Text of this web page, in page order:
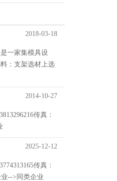
2018-03-18
一家集模具设
：支架选材上选
2014-10-27
传真：
2025-12-12
传真：
-->同类企业